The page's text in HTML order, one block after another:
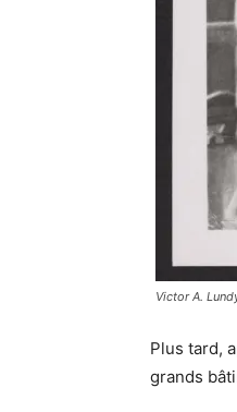
Victor A.
Plus tard,
grands